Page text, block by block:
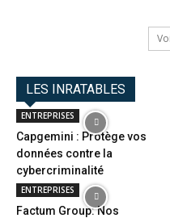
LES INRATABLES
ENTREPRISES
Capgemini : Protège vos
données contre la
cybercriminalité
ENTREPRISES
Factum Group: Nos